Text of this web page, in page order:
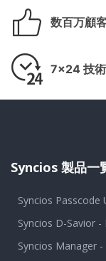
数百万顧
7x24 技術
Syncios 製品一
Syncios Passcode
Syncios D-Savior -
Syncios Manager -